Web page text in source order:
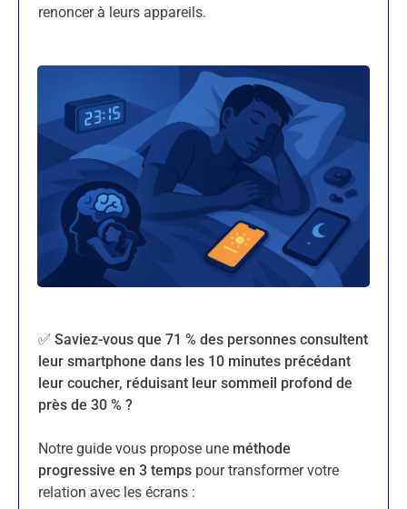
renoncer à leurs appareils.
✅ Saviez-vous que 71 % des personnes consultent
leur smartphone dans les 10 minutes précédant
leur coucher, réduisant leur sommeil profond de
près de 30 % ?
Notre guide vous propose une méthode
progressive en 3 temps pour transformer votre
relation avec les écrans :